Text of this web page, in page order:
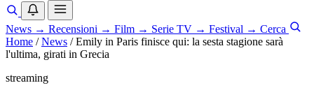
News → Recensioni → Film → Serie TV → Festival → Cerca
Home / News / Emily in Paris finisce qui: la sesta stagione sarà
l'ultima, girati in Grecia
streaming